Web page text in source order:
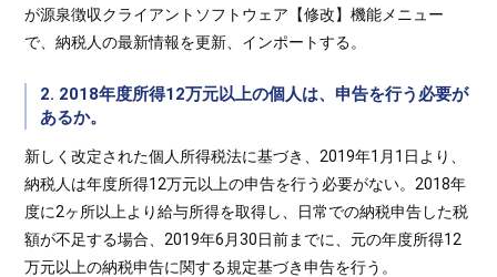
が源泉徴収クライアントソフトウェア【修改】機能メニュー
で、納税人の最新情報を更新、インポートする。
2. 2018年度所得12万元以上の個人は、申告を行う必要が
あるか。
新しく改定された個人所得税法に基づき、2019年1月1日より、
納税人は年度所得12万元以上の申告を行う必要がない。2018年
度に2ヶ所以上より給与所得を取得し、日常での納税申告した税
額が不足する場合、2019年6月30日前までに、元の年度所得12
万元以上の納税申告に関する規定基づき申告を行う。